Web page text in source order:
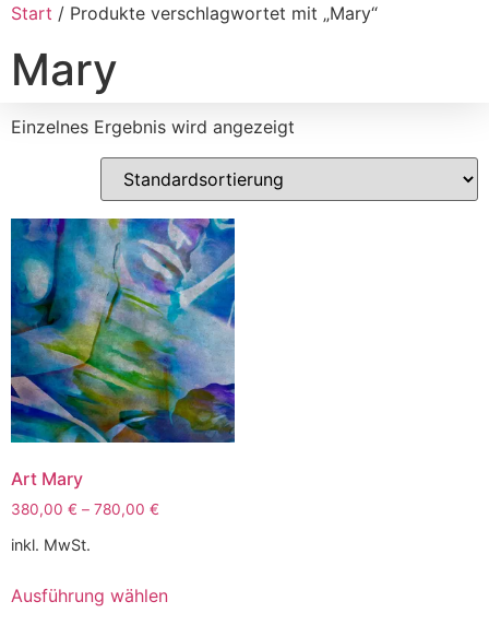
Start / Produkte verschlagwortet mit „Mary“
Mary
Einzelnes Ergebnis wird angezeigt
Art Mary
380,00 € – 780,00 €
inkl. MwSt.
Ausführung wählen